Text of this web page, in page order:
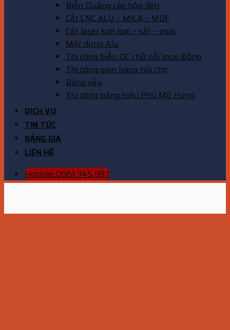
Biển Quảng cáo hộp đèn
Cắt CNC ALU – MICA – MDF
Cắt laser kim loại – sắt – inox
Mặt dựng Alu
Thi công biển QC chữ nổi inox-Đồng
Thi công gian hàng hội chợ
Bảng vẫy
Thi công bảng hiệu Phú Mỹ Hưng
DỊCH VỤ
TIN TỨC
BẢNG GIÁ
LIÊN HỆ
Hotline: 0961 345 997